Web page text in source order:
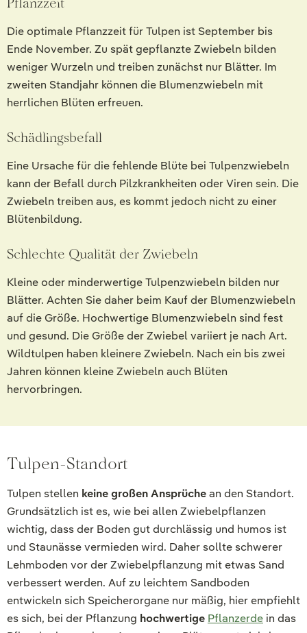
Die optimale Pflanzzeit für Tulpen ist September bis
Ende November. Zu spät gepflanzte Zwiebeln bilden
weniger Wurzeln und treiben zunächst nur Blätter. Im
zweiten Standjahr können die Blumenzwiebeln mit
herrlichen Blüten erfreuen.
Schädlingsbefall
Eine Ursache für die fehlende Blüte bei Tulpenzwiebeln
kann der Befall durch Pilzkrankheiten oder Viren sein. Die
Zwiebeln treiben aus, es kommt jedoch nicht zu einer
Blütenbildung.
Schlechte Qualität der Zwiebeln
Kleine oder minderwertige Tulpenzwiebeln bilden nur
Blätter. Achten Sie daher beim Kauf der Blumenzwiebeln
auf die Größe. Hochwertige Blumenzwiebeln sind fest
und gesund. Die Größe der Zwiebel variiert je nach Art.
Wildtulpen haben kleinere Zwiebeln. Nach ein bis zwei
Jahren können kleine Zwiebeln auch Blüten
hervorbringen.
Tulpen-Standort
Tulpen stellen keine großen Ansprüchean den Standort.
Grundsätzlich ist es, wie bei allen Zwiebelpflanzen
wichtig, dass der Boden gut durchlässig und humos ist
und Staunässe vermieden wird. Daher sollte schwerer
Lehmboden vor der Zwiebelpflanzung mit etwas Sand
verbessert werden. Auf zu leichtem Sandboden
entwickeln sich Speicherorgane nur mäßig, hier empfiehlt
es sich, bei der Pflanzung hochwertige Pflanzerde in das